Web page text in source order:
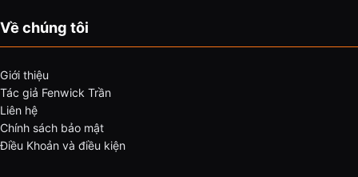
Về chúng tôi
Giới thiệu
Tác giả Fenwick Trần
Liên hệ
Chính sách bảo mật
Điều Khoản và điều kiện